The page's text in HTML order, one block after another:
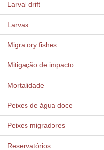
Larval drift
Larvas
Migratory fishes
Mitigação de impacto
Mortalidade
Peixes de água doce
Peixes migradores
Reservatórios